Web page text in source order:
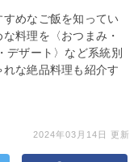
すめなご飯を知ってい
料理を〈おつまみ・
デザート〉など系統別
な絶品料理も紹介す
2024年03月14日 更新